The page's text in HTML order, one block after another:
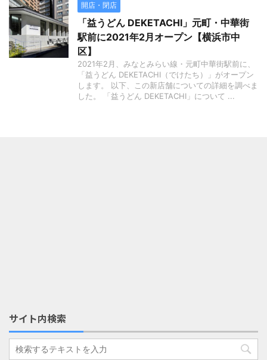
開店・閉店
「益うどん DEKETACHI」元町・中華街
駅前に2021年2月オープン【横浜市中
区】
2021年2月、みなとみらい線・元町中華街駅前に、
「益うどん DEKETACHI（でけたち）」がオープン
します。 以下、この新店舗についての詳細を調べま
した。 「益うどん DEKETACHI」について ...
サイト内検索